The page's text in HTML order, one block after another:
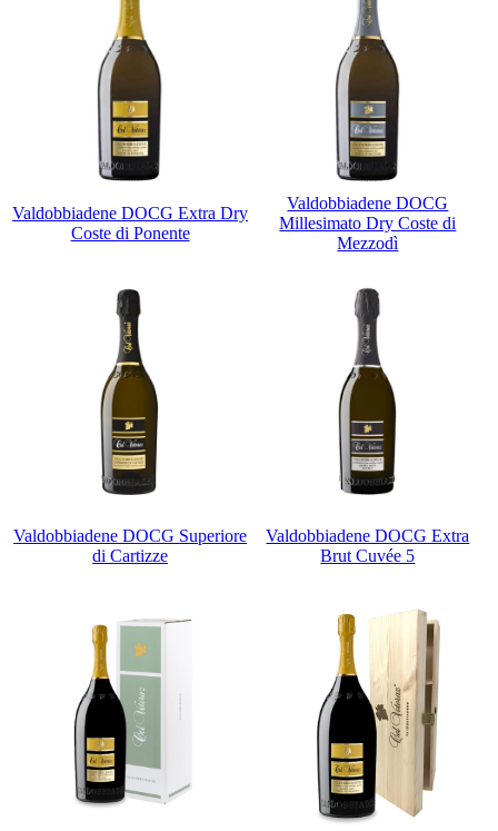
Valdobbiadene DOCG Extra Dry
Coste di Ponente
Valdobbiadene DOCG
Millesimato Dry Coste di
Mezzodì
Valdobbiadene DOCG Superiore
di Cartizze
Valdobbiadene DOCG Extra
Brut Cuvée 5